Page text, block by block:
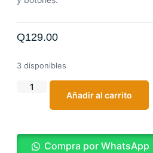
Q129.00
3 disponibles
Añadir al carrito
Compra por WhatsApp